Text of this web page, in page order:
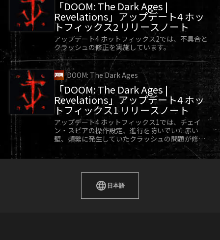
「DOOM: The Dark Ages |
Revelations」アップデート4 ホッ
トフィックス2 リリースノート
アップデート4 ホットフィックス2では、不具合と
クラッシュの修正を実施しています。
DOOM: The Dark Ages
「DOOM: The Dark Ages |
Revelations」アップデート4 ホッ
トフィックス1 リリースノート
アップデート4 ホットフィックス1では、チェイ
ン・スピアの操作設定、進行を防いでいた赤い
壁、頻繁に発生していたクラッシュの問題が修正
されています。
日本語